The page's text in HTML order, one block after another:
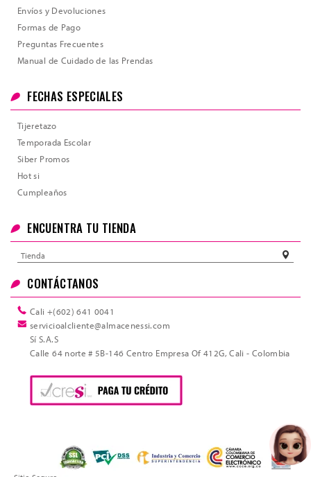
Envíos y Devoluciones
Formas de Pago
Preguntas Frecuentes
Manual de Cuidado de las Prendas
FECHAS ESPECIALES
Tijeretazo
Temporada Escolar
Siber Promos
Hot si
Cumpleaños
ENCUENTRA TU TIENDA
Tienda
CONTÁCTANOS
Cali +(602) 641 0041
servicioalcliente@almacenessi.com
Sí S.A.S
Calle 64 norte # 5B-146 Centro Empresa Of 412G, Cali - Colombia